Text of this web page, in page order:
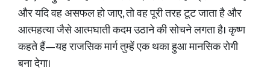
और यदि वह असफल हो जाए, तो वह पूरी तरह टूट जाता है और
आत्महत्या जैसे आत्मघाती कदम उठाने की सोचने लगता है। कृष्ण
कहते हैं—यह राजसिक मार्ग तुम्हें एक थका हुआ मानसिक रोगी
बना देगा।